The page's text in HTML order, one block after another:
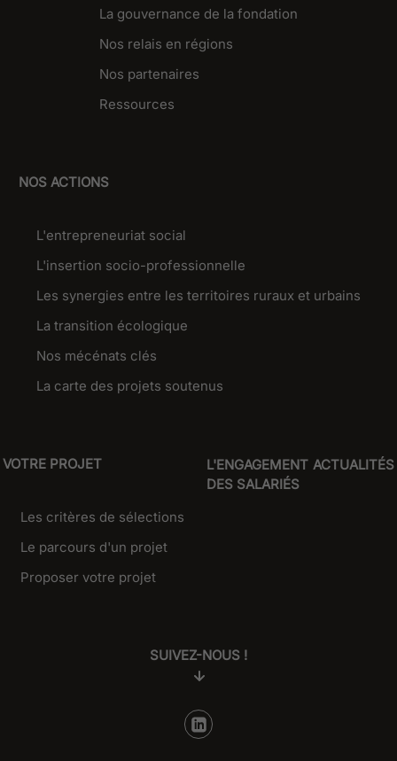
La gouvernance de la fondation
Nos relais en régions
Nos partenaires
Ressources
NOS ACTIONS
L'entrepreneuriat social
L'insertion socio-professionnelle
Les synergies entre les territoires ruraux et urbains
La transition écologique
Nos mécénats clés
La carte des projets soutenus
VOTRE PROJET
Les critères de sélections
Le parcours d'un projet
Proposer votre projet
L'ENGAGEMENT
DES SALARIÉS
ACTUALITÉS
SUIVEZ-NOUS !